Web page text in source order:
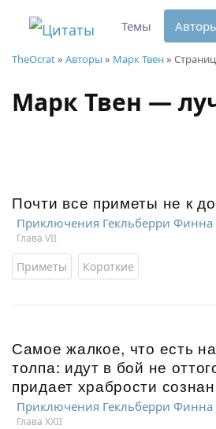
TheOcrat» Авторы » Марк Твен»
Марк Твен —
Почти все приметы не к
Приключения Гекльберри Финна
Глава VII
Приметы Короткие
Самое жалкое, что есть
толпа: идут в бой не
придает храбрости
Приключения Гекльберри Финна
Глава XXII
Темы